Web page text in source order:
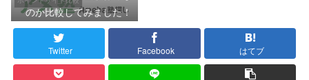
のか比較してみました！
Twitter Facebook はてブ